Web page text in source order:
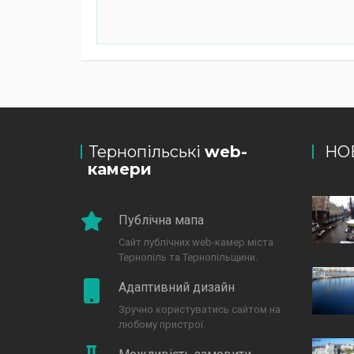
Тернопільські web-
камери
Публічна мапа
Сайт публічних web-камер міста
Тернопіль та Тернопільщини.
Адаптивний дизайн
Зручно користуватись сайтом на
любому пристрої.